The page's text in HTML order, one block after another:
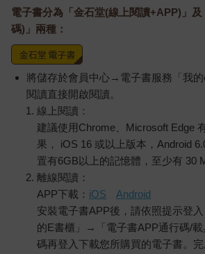
電子書分為「金石堂(線上閱讀+APP)」
碼)」兩種：
將儲存於會員中心→電子書服務「我
閱讀直接開啟閱讀。
線上閱讀：
建議使用Chrome、Microsoft Edge
果， iOS 16 或以上版本，Android
置有6GB以上的記憶體，至少有 30
離線閱讀：
APP下載： iOS
Android
安裝電子書APP後，請依照提示登
的E書櫃」→「電子書APP通行碼/載
碼再登入下載您所購買的電子書。完